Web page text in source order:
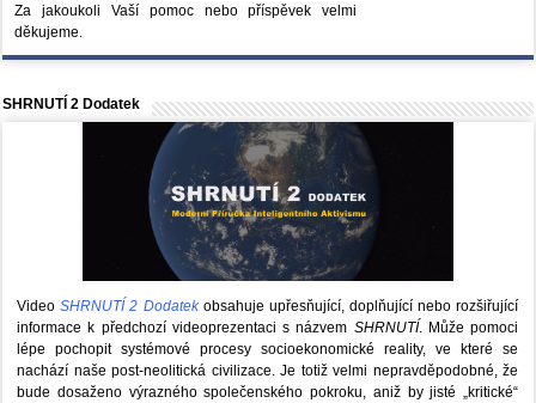
Za jakoukoli Vaší pomoc nebo příspěvek velmi
děkujeme.
SHRNUTÍ 2 Dodatek
VideoSHRNUTÍ 2 Dodatekobsahuje upřesňující, doplňující nebo rozšiřující
informace k předchozí videoprezentaci s názvem SHRNUTÍ. Může pomoci
lépe pochopit systémové procesy socioekonomické reality, ve které se
nachází naše post-neolitická civilizace. Je totiž velmi nepravděpodobné, že
bude dosaženo výrazného společenského pokroku, aniž by jisté „kritické“